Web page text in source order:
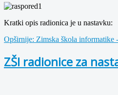
Kratki opis radionica je u nastavku:
Opširnije: Zimska škola informatike
ZŠI radionice za